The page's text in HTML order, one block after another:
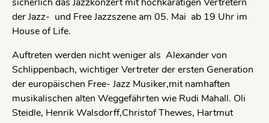
der Jazz- und Free Jazzszene am 05. Mai ab 19 Uhr im
House of Life.
Auftreten werden nicht weniger als Alexander von
Schlippenbach, wichtiger Vertreter der ersten Generation
der europäischen Free- Jazz Musiker,mit namhaften
musikalischen alten Weggefährten wie Rudi Mahall. Oli
Steidle, Henrik Walsdorff,Christof Thewes, Hartmut